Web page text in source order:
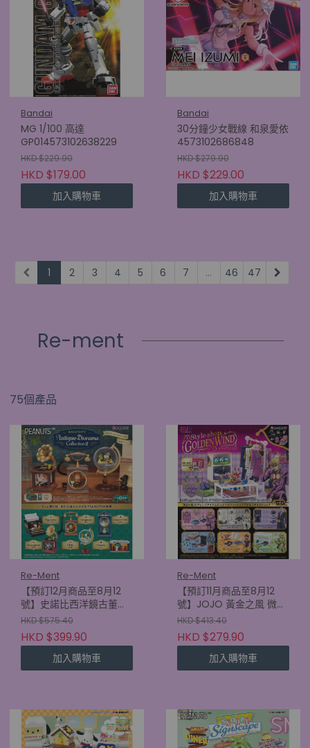
Bandai
MG 1/100 高達
GP014573102638229
HKD $229.90
HKD $179.00
加入購物車
Bandai
30分鐘少女戰線 和泉愛依
4573102686848
HKD $279.90
HKD $229.00
加入購物車
1 2 3 4 5 6 7 ... 46 47
Re-ment
75個產品
Re-Ment
【預訂12月商品至8月12
號】史諾比西洋鏡古董系
列2 (原盒6款)
(4521121701509)
HKD $575.40
HKD $399.90
加入購物車
Re-Ment
【預訂11月商品至8月12
號】JOJO 黃金之風 微型
擺設 (原盒6款)
(4521121700892)
HKD $413.40
HKD $279.90
加入購物車